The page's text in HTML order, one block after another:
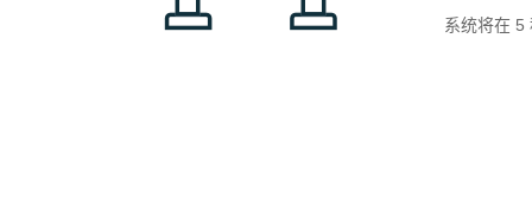
系统将在 5